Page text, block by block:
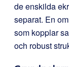
de enskilda
separat. En
som kopplar
och robust